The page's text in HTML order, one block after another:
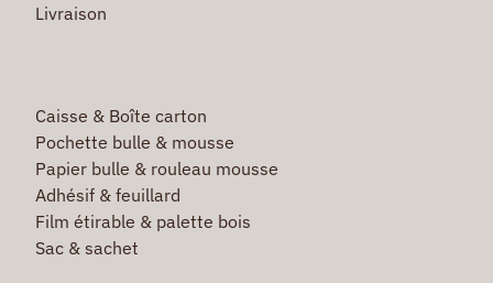
Livraison
Caisse & Boîte carton
Pochette bulle & mousse
Papier bulle & rouleau mousse
Adhésif & feuillard
Film étirable & palette bois
Sac & sachet